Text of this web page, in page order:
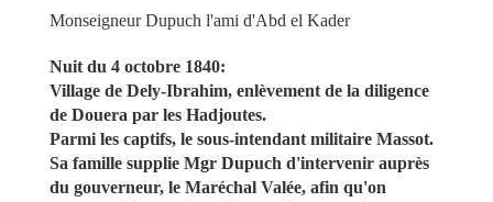
Monseigneur Dupuch l'ami d'Abd el Kader
Nuit du 4 octobre 1840:
Village de Dely-Ibrahim, enlèvement de la diligence
de Douera par les Hadjoutes.
Parmi les captifs, le sous-intendant militaire Massot.
Sa famille supplie Mgr Dupuch d'intervenir auprès
du gouverneur, le Maréchal Valée, afin qu'on